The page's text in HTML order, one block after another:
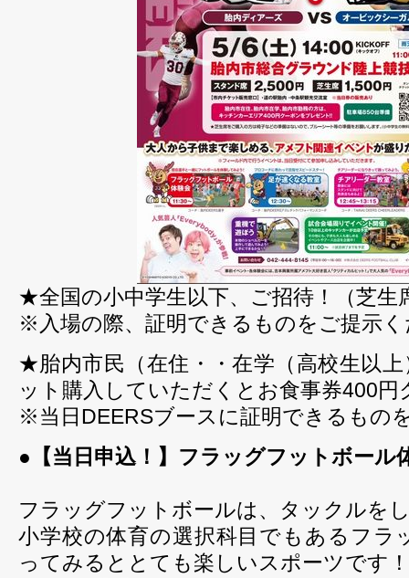
★全国の小中学生以下、ご招待！（芝生
※入場の際、証明できるものをご提示
★胎内市民（在住・・在学（高校生以
ット購入していただくとお食事券400
※当日DEERSブースに証明できるもの
●【当日申込！】フラッグフットボール
フラッグフットボールは、タックルを
小学校の体育の選択科目でもあるフラ
ってみるととても楽しいスポーツです！